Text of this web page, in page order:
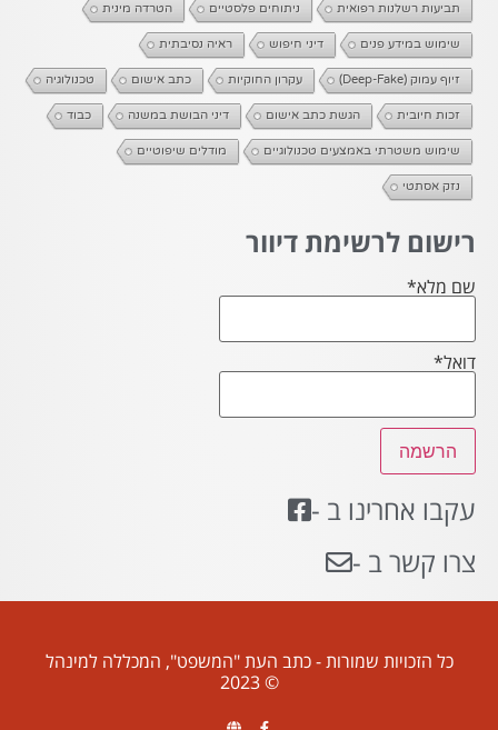
תביעות רשלנות רפואית ניתוחים פלסטיים הטרדה מינית
שימוש במידע פנים דיני חיפוש ראיה נסיבתית
זיוף עמוק (Deep-Fake) עקרון החוקיות כתב אישום טכנולוגיה
זכות חיובית הגשת כתב אישום דיני הבושת במשנה כבוד
שימוש משטרתי באמצעים טכנולוגיים מודלים שיפוטיים
נזק אסתטי
רישום לרשימת דיוור
שם מלא*
דואל*
עקבו אחרינו ב -
צרו קשר ב -
כל הזכויות שמורות - כתב העת "המשפט", המכללה למינהל
© 2023